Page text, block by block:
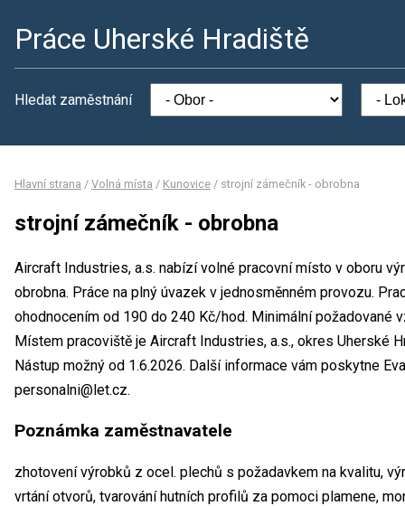
Práce Uherské Hradiště
Hledat zaměstnání
Hlavní strana / Volná místa / Kunovice / strojní zámečník - obrobna
strojní zámečník - obrobna
Aircraft Industries, a.s. nabízí volné pracovní místo v oboru
obrobna. Práce na plný úvazek v jednosměnném provozu.
ohodnocením od 190 do 240 Kč/hod. Minimální požadované
Místem pracoviště je Aircraft Industries, a.s., okres Uherské
Nástup možný od 1.6.2026. Další informace vám poskytne
personalni@let.cz.
Poznámka zaměstnavatele
zhotovení výrobků z ocel. plechů s požadavkem na kvalitu,
vrtání otvorů, tvarování hutních profilů za pomoci plamene,